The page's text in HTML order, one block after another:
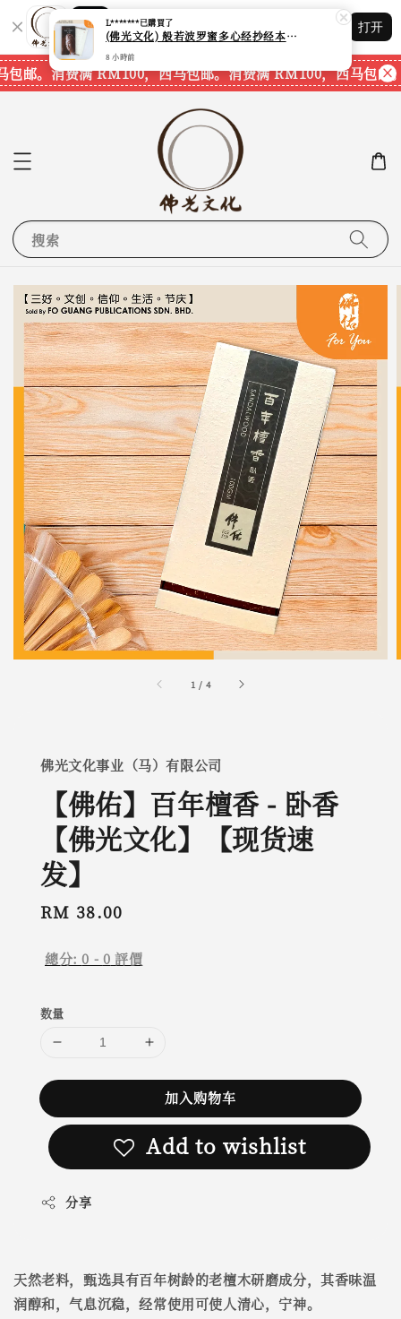
Shopping: 追踪您的订单
您信赖的商店
打开
邮。 消费满 RM100，西马包邮。消费满 RM100，西马包邮。
搜索
1 / 4
佛光文化事业（马）有限公司
【佛佑】百年檀香 - 卧香
【佛光文化】【现货速
发】
Regular
RM 38.00
總分:0 - 0 評價
数量
加入购物车
Add to wishlist
分享
天然老料，甄选具有百年树龄的老檀木研磨成分，其香味温
润醇和，气息沉稳，经常使用可使人清心，宁神。
L*******已購買了
(佛光文化) 般若波罗蜜多心经抄经本 Prajna Paramita Heart Sutra (30pcs/pack) 现货速发
8 小時前